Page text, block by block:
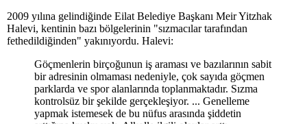
2009 yılına gelindiğinde Eilat Belediye Başkanı Meir Yitzhak
Halevi, kentinin bazı bölgelerinin "sızmacılar tarafından
fethedildiğinden" yakınıyordu. Halevi:
Göçmenlerin birçoğunun iş araması ve bazılarının sabit
bir adresinin olmaması nedeniyle, çok sayıda göçmen
parklarda ve spor alanlarında toplanmaktadır. Sızma
kontrolsüz bir şekilde gerçekleşiyor. ... Genelleme
yapmak istemesek de bu nüfus arasında şiddetin